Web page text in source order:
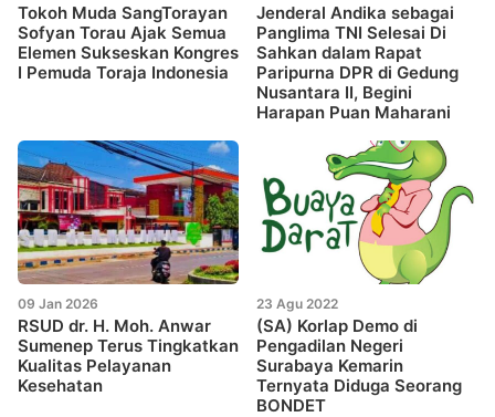
Tokoh Muda SangTorayan
Sofyan Torau Ajak Semua
Elemen Sukseskan Kongres
I Pemuda Toraja Indonesia
Jenderal Andika sebagai
Panglima TNI Selesai Di
Sahkan dalam Rapat
Paripurna DPR di Gedung
Nusantara II, Begini
Harapan Puan Maharani
09 Jan 2026
RSUD dr. H. Moh. Anwar
Sumenep Terus Tingkatkan
Kualitas Pelayanan
Kesehatan
23 Agu 2022
(SA) Korlap Demo di
Pengadilan Negeri
Surabaya Kemarin
Ternyata Diduga Seorang
BONDET